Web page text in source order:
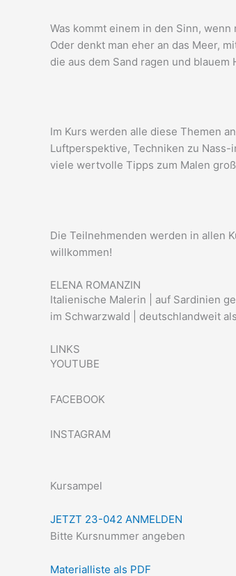
Was kommt einem in den Sinn,
Oder denkt man eher an das Meer,
die aus dem Sand ragen und
Im Kurs werden alle diese Themen
Luftperspektive, Techniken zu
viele wertvolle Tipps zum Malen
Die Teilnehmenden werden in allen
willkommen!
ELENA ROMANZIN
Italienische Malerin | auf Sardinien
im Schwarzwald | deutschlandweit
LINKS
YOUTUBE
FACEBOOK
INSTAGRAM
Kursampel
JETZT 23-042 ANMELDEN
Bitte Kursnummer angeben
Materialliste als PDF